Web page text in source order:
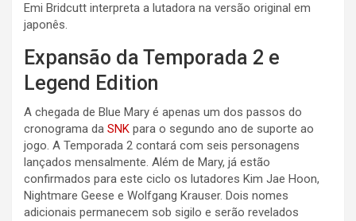
Emi Bridcutt interpreta a lutadora na versão original em
japonês.
Expansão da Temporada 2 e
Legend Edition
A chegada de Blue Mary é apenas um dos passos do
cronograma da SNK para o segundo ano de suporte ao
jogo. A Temporada 2 contará com seis personagens
lançados mensalmente. Além de Mary, já estão
confirmados para este ciclo os lutadores Kim Jae Hoon,
Nightmare Geese e Wolfgang Krauser. Dois nomes
adicionais permanecem sob sigilo e serão revelados